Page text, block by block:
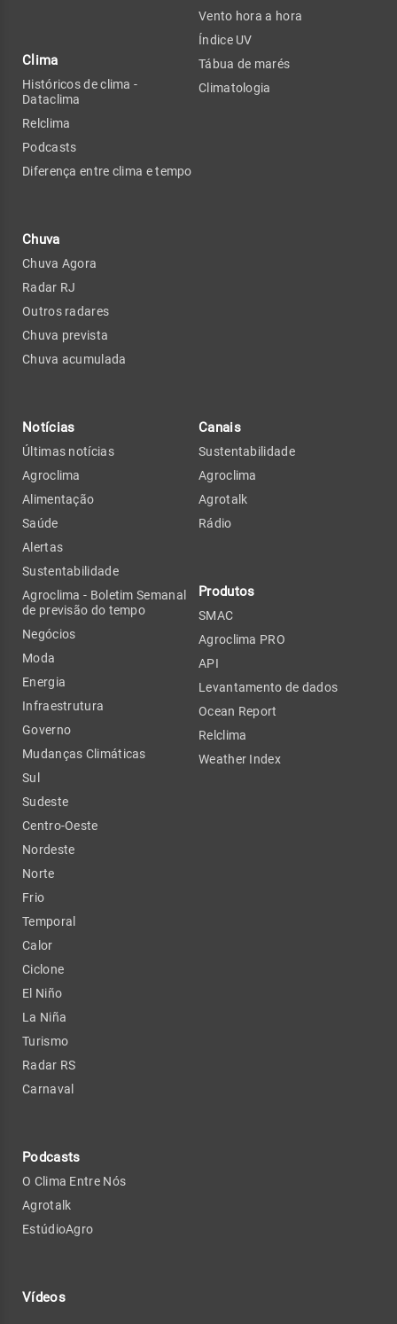
Clima
Históricos de clima -
Dataclima
Relclima
Podcasts
Diferença entre clima e tempo
Chuva
Chuva Agora
Radar RJ
Outros radares
Chuva prevista
Chuva acumulada
Vento hora a hora
Índice UV
Tábua de marés
Climatologia
Notícias
Últimas notícias
Agroclima
Alimentação
Saúde
Alertas
Sustentabilidade
Agroclima - Boletim Semanal
de previsão do tempo
Negócios
Moda
Energia
Infraestrutura
Governo
Mudanças Climáticas
Sul
Sudeste
Centro-Oeste
Nordeste
Norte
Frio
Temporal
Calor
Ciclone
El Niño
La Niña
Turismo
Radar RS
Carnaval
Podcasts
O Clima Entre Nós
Agrotalk
EstúdioAgro
Vídeos
Canais
Sustentabilidade
Agroclima
Agrotalk
Rádio
Produtos
SMAC
Agroclima PRO
API
Levantamento de dados
Ocean Report
Relclima
Weather Index